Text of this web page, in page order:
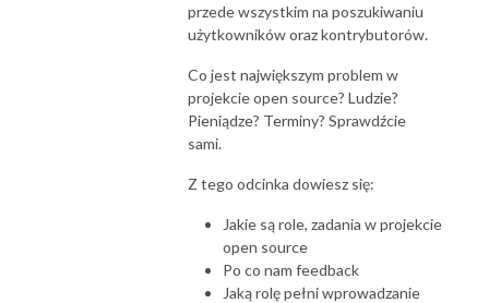
przede wszystkim na poszukiwaniu
użytkowników oraz kontrybutorów.
Co jest największym problem w
projekcie open source? Ludzie?
Pieniądze? Terminy? Sprawdźcie
sami.
Z tego odcinka dowiesz się:
Jakie są role, zadania w projekcie
open source
Po co nam feedback
Jaką rolę pełni wprowadzanie